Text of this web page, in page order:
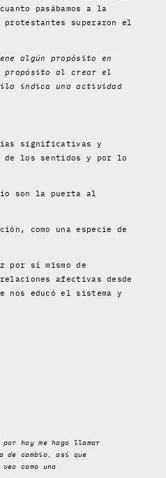
pasábamos a la
superaron el
algún propósito en
propósito al crear el
indica una actividad
significativas y
de los sentidos y por lo
son la puerta al
como una especie de
por sí mismo de
afectivas desde
nos educó el sistema y
hoy me hago llamar
de cambio, así que
como una